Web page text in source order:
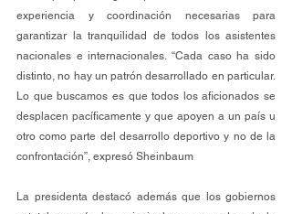
experiencia y coordinación necesarias para
garantizar la tranquilidad de todos los asistentes
nacionales e internacionales. “Cada caso ha sido
distinto, no hay un patrón desarrollado en particular.
Lo que buscamos es que todos los aficionados se
desplacen pacíficamente y que apoyen a un país u
otro como parte del desarrollo deportivo y no de la
confrontación”, expresó Sheinbaum
La presidenta destacó además que los gobiernos